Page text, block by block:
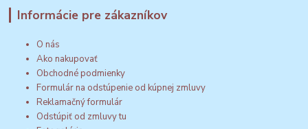
Informácie pre zákazníkov
O nás
Ako nakupovať
Obchodné podmienky
Formulár na odstúpenie od kúpnej zmluvy
Reklamačný formulár
Odstúpiť od zmluvy tu